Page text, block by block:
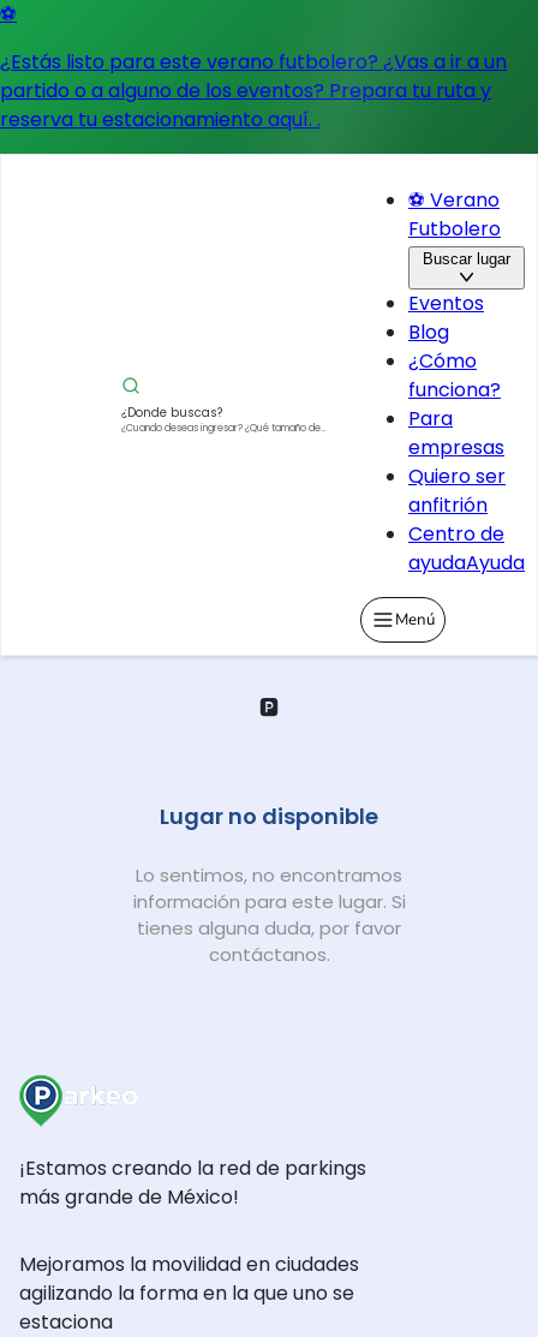
⚽
¿Estás listo para este verano futbolero? ¿Vas a ir a un
partido o a alguno de los eventos? Prepara tu ruta y
reserva tu estacionamiento aquí. .
¿Donde buscas?
¿Cuando deseas ingresar?¿Qué tamaño de
⚽ Verano
Futbolero
Buscar lugar
Eventos
Blog
¿Cómo
funciona?
Para
empresas
Quiero ser
anfitrión
Centro de
ayudaAyuda
Menú
🅿️
Lugar no disponible
Lo sentimos, no encontramos
información para este lugar. Si
tienes alguna duda, por favor
contáctanos.
¡Estamos creando la red de parkings
más grande de México!
Mejoramos la movilidad en ciudades
agilizando la forma en la que uno se
estaciona